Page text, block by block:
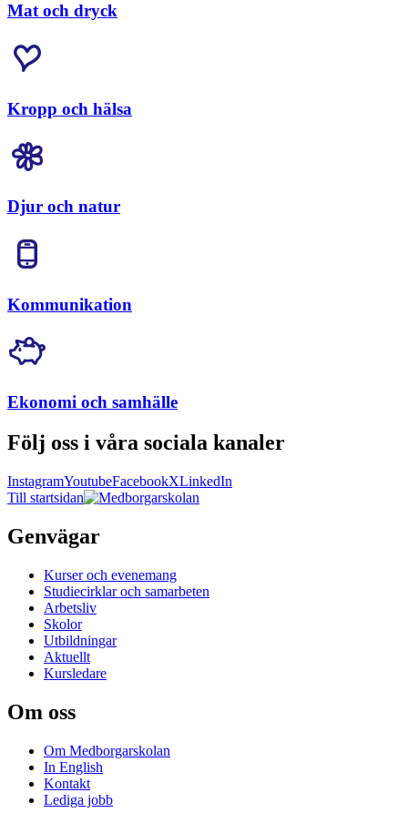
Mat och dryck
Kropp och hälsa
Djur och natur
Kommunikation
Ekonomi och samhälle
Följ oss i våra sociala kanaler
InstagramYoutubeFacebookXLinkedIn
Till startsidan
Genvägar
Kurser och evenemang
Studiecirklar och samarbeten
Arbetsliv
Skolor
Utbildningar
Aktuellt
Kursledare
Om oss
Om Medborgarskolan
In English
Kontakt
Lediga jobb